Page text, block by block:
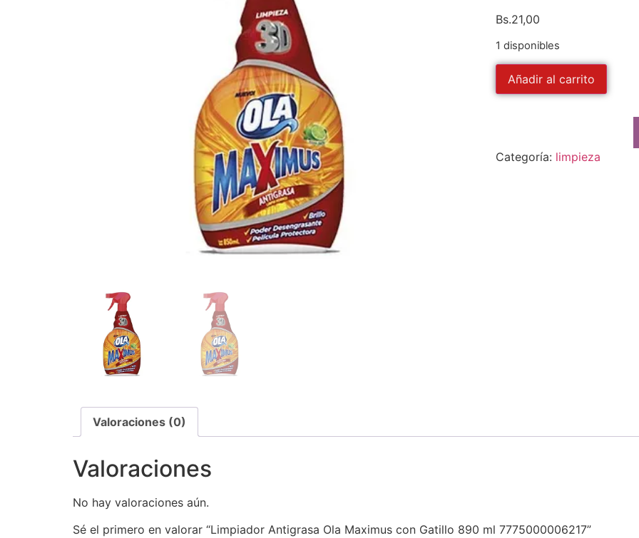
Bs.21,00
1 disponibles
Añadir al carrito
Categoría: limpieza
Valoraciones (0)
Valoraciones
No hay valoraciones aún.
Sé el primero en valorar “Limpiador Antigrasa Ola Maximus con Gatillo 890 ml 7775000006217”